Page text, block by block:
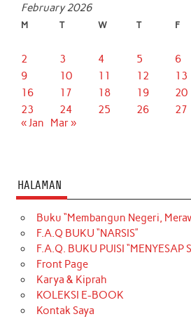
February 2026
M T W T F
2
3 4 5 6
9
10 11 12 13
16
17 18 19 20
23
24 25 26 27
« Jan
Mar »
HALAMAN
Buku “Membangun Negeri,
F.A.Q BUKU “NARSIS”
F.A.Q. BUKU PUISI “MENYESAP
Front Page
Karya & Kiprah
KOLEKSI E-BOOK
Kontak Saya